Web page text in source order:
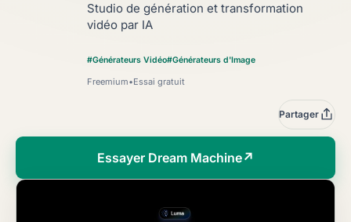
Studio de génération et transformation
vidéo par IA
#Générateurs Vidéo#Générateurs d'Image
Freemium•Essai gratuit
Essayer Dream Machine↗